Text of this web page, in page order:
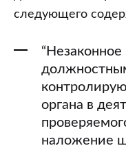
следующего
органа в
наложение